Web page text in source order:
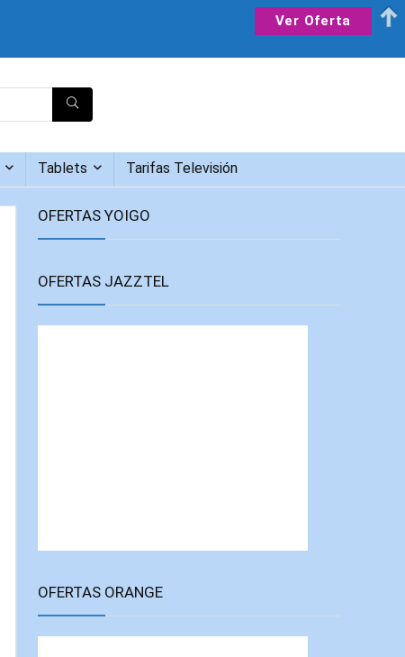
Tablets Tarifas Televisión
OFERTAS YOIGO
OFERTAS JAZZTEL
OFERTAS ORANGE
Ver Oferta